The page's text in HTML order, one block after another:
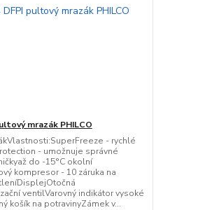
mrazák PHILCO
- rychlé
- umožnuje správné
do -15°C okolní
kompresor - 10 záruka na
ventilVarovný indikátor vysoké
košík na potravinyZámek v...